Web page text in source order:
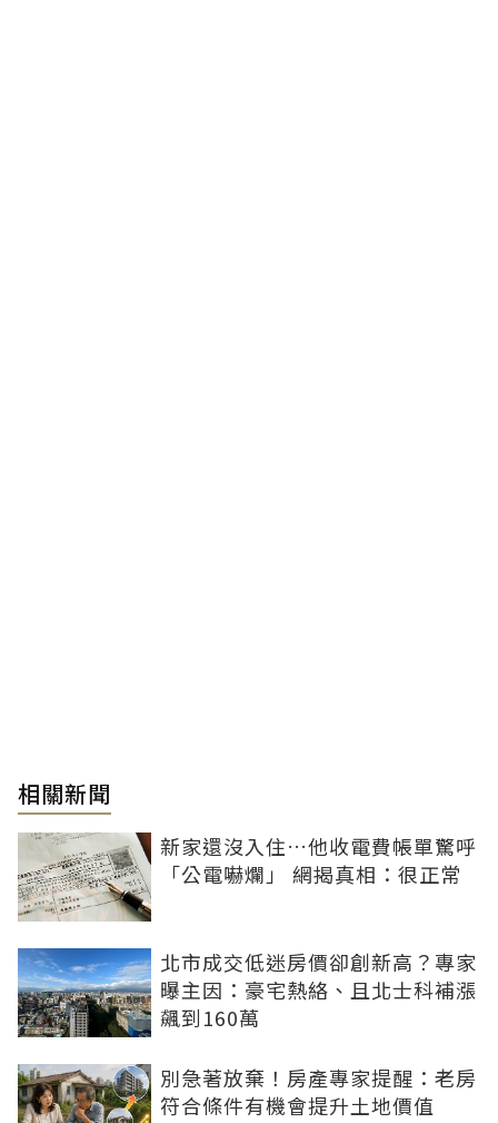
相關新聞
新家還沒入住…他收電費帳單驚呼
「公電嚇爛」 網揭真相：很正常
北市成交低迷房價卻創新高？專家
曝主因：豪宅熱絡、且北士科補漲
飆到160萬
別急著放棄！房產專家提醒：老房
符合條件有機會提升土地價值